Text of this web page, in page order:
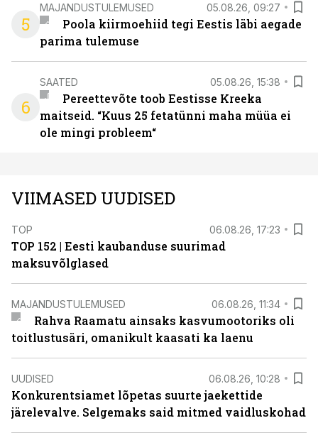
5
MAJANDUSTULEMUSED 05.08.26, 09:27
Poola kiirmoehiid tegi Eestis läbi aegade
parima tulemuse
6
SAATED 05.08.26, 15:38
Pereettevõte toob Eestisse Kreeka
maitseid. “Kuus 25 fetatünni maha müüa ei
ole mingi probleem“
VIIMASED UUDISED
TOP 06.08.26, 17:23
TOP 152 | Eesti kaubanduse suurimad
maksuvõlglased
MAJANDUSTULEMUSED 06.08.26, 11:34
Rahva Raamatu ainsaks kasvumootoriks oli
toitlustusäri, omanikult kaasati ka laenu
UUDISED 06.08.26, 10:28
Konkurentsiamet lõpetas suurte jaekettide
järelevalve. Selgemaks said mitmed vaidluskohad